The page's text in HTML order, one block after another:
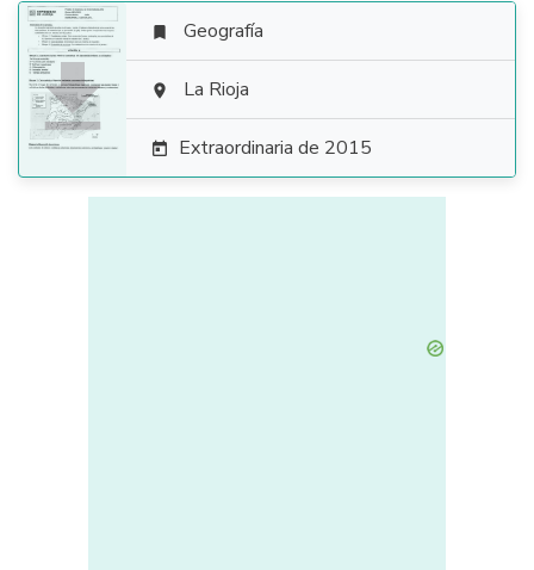

 Geografía
 La Rioja
 Extraordinaria de 2015